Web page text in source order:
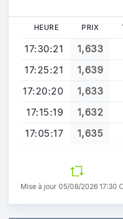
HEURE PRIX
17:30:21 1,633
17:25:21
1,639
17:20:20
1,633
17:15:19
1,632
17:05:17
1,635
Mise à jour 05/08/2026 17:30